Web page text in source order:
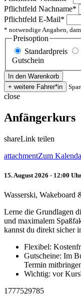
Pflichtfeld Nachname*
Pflichtfeld E-Mail*
* notwendige Angaben,
Preisoption
Standardpreis
Gutschein
close
Anfängerkurs
shareLink teilen
attachmentZum
15. August 2026 - 12:00
Wasserski, Wakeboard
Lerne die Grundlagen
und maximalem
kannst du direkt sicher
Flexibel:
Gutscheine: Im
Termin
Wichtig: vor
1777529785